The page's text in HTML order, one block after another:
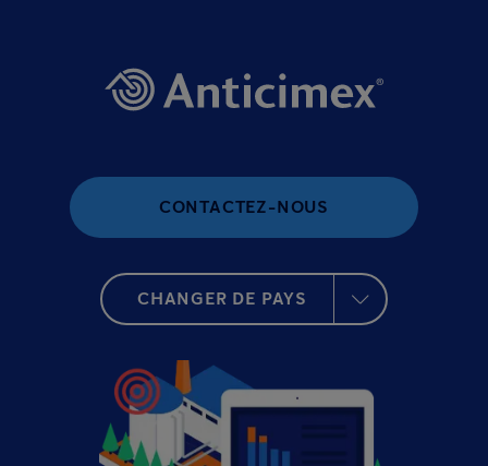
CONTACTEZ-NOUS
CHANGER DE PAYS